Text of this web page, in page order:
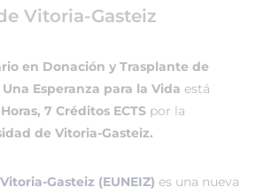
Vitoria-Gasteiz
en Donación y Trasplante de
Esperanza para la Vida está
7 Créditos ECTS por la
de Vitoria-Gasteiz.
Gasteiz (EUNEIZ) es una nueva